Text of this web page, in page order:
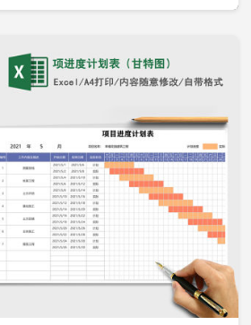
添加收藏 立即下载